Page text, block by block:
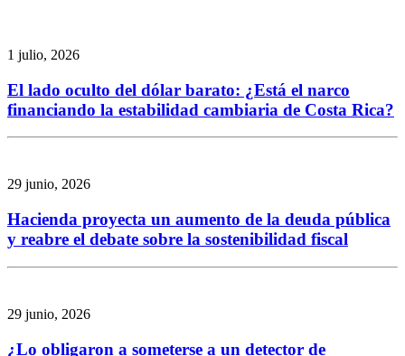
1 julio, 2026
El lado oculto del dólar barato: ¿Está el narco
financiando la estabilidad cambiaria de Costa Rica?
29 junio, 2026
Hacienda proyecta un aumento de la deuda pública
y reabre el debate sobre la sostenibilidad fiscal
29 junio, 2026
¿Lo obligaron a someterse a un detector de